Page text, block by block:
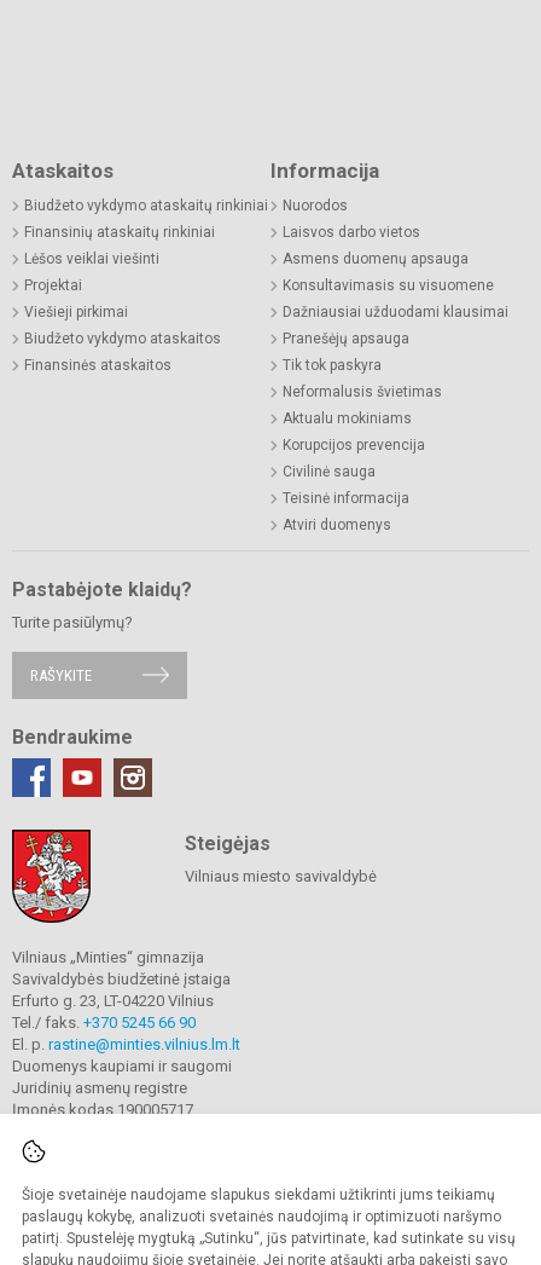
Šioje svetainėje naudojame slapukus siekdami užtikrinti jums teikiamų
paslaugų kokybę, analizuoti svetainės naudojimą ir optimizuoti naršymo
patirtį. Spustelėję mygtuką „Sutinku“, jūs patvirtinate, kad sutinkate su visų
slapukų naudojimu šioje svetainėje. Jei norite atšaukti arba pakeisti savo
Ataskaitos
Biudžeto vykdymo ataskaitų rinkiniai
Finansinių ataskaitų rinkiniai
Lėšos veiklai viešinti
Projektai
Viešieji pirkimai
Biudžeto vykdymo ataskaitos
Finansinės ataskaitos
Informacija
Nuorodos
Laisvos darbo vietos
Asmens duomenų apsauga
Konsultavimasis su visuomene
Dažniausiai užduodami klausimai
Pranešėjų apsauga
Tik tok paskyra
Neformalusis švietimas
Aktualu mokiniams
Korupcijos prevencija
Civilinė sauga
Teisinė informacija
Atviri duomenys
Pastabėjote klaidų?
Turite pasiūlymų?
RAŠYKITE
Bendraukime
Steigėjas
Vilniaus miesto savivaldybė
Vilniaus „Minties“ gimnazija
Savivaldybės biudžetinė įstaiga
Erfurto g. 23, LT-04220 Vilnius
Tel./ faks. +370 5245 66 90
El. p. rastine@minties.vilnius.lm.lt
Duomenys kaupiami ir saugomi
Juridinių asmenų registre
Įmonės kodas 190005717
© 2022. Vilniaus „Minties" gimnazija. Visos teisės saugomos.
Kopijuoti turinį be raštiško gimnazijos sutikimo griežtai draudžiama.
Prieinamumo paraiška Slapukų valdymas